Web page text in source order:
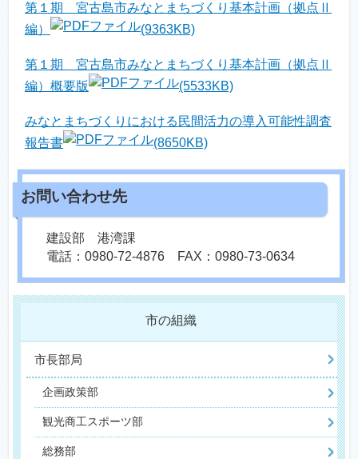
第１期 宮古島市みなとまちづくり基本計画（拠点Ⅱ
編）
(9363KB)
第１期 宮古島市みなとまちづくり基本計画（拠点Ⅱ
編）概要版
(5533KB)
みなとまちづくりにおける民間活力の導入可能性調査
報告書
(8650KB)
建設部 港湾課
電話：0980-72-4876 FAX：0980-73-0634
市の組織
市長部局
企画政策部
観光商工スポーツ部
総務部